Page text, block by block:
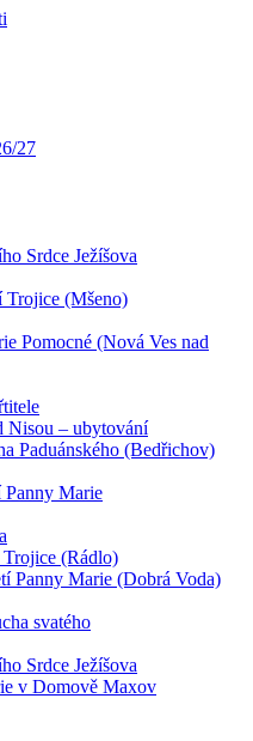
27
Srdce Ježíšova
Trojice (Mšeno)
Pomocné (Nová Ves nad
Nisou – ubytování
Paduánského (Bedřichov)
Panny Marie
(Rádlo)
Panny Marie (Dobrá Voda)
svatého
Srdce Ježíšova
v Domově Maxov